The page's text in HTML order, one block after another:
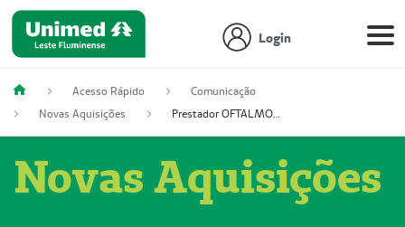
Login
Acesso Rápido
Comunicação
Novas Aquisições
Prestador OFTALMOCLÍNICA SÃO GONÇALO (55004164-2)
Novas Aquisições